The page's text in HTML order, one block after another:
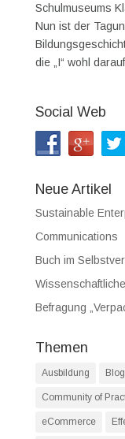
Schulmuseums
Nun ist der
die „I“ wohl
Social Web
Neue Artikel
Sustainable
Communications
Buch im
Befragung
Themen
Ausbildung Blog
Community of
eCommerce